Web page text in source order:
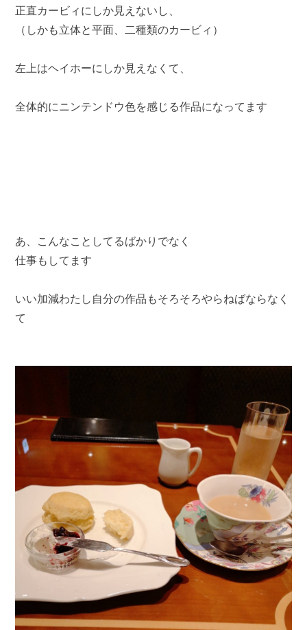
正直カービィにしか見えないし、
（しかも立体と平面、二種類のカービィ）
左上はヘイホーにしか見えなくて、
全体的にニンテンドウ色を感じる作品になってます
あ、こんなことしてるばかりでなく
仕事もしてます
いい加減わたし自分の作品もそろそろやらねばならなく
て